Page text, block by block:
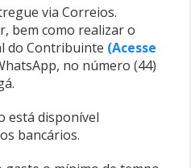
via Correios.
bem como realizar o
do Contribuinte (Acesse
no número (44)
está disponível
bancários.